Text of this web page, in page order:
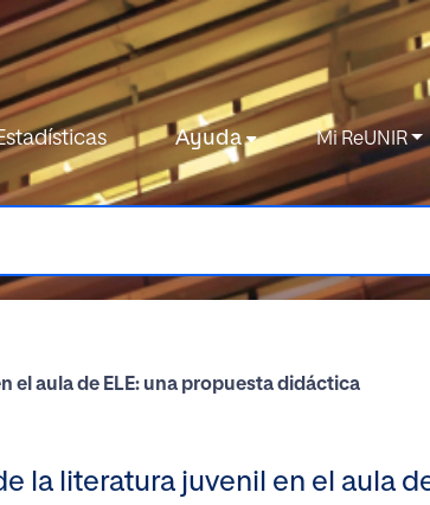
Ayuda Mi ReUNIR
el aula de ELE: una propuesta didáctica
la literatura juvenil en el aula